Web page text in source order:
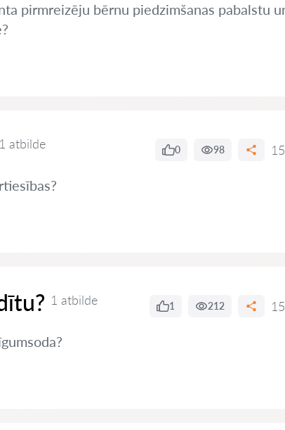
pirmreizēju bērnu piedzimšanas pabalstu
1 atbilde 0 98
1 atbilde 1 212